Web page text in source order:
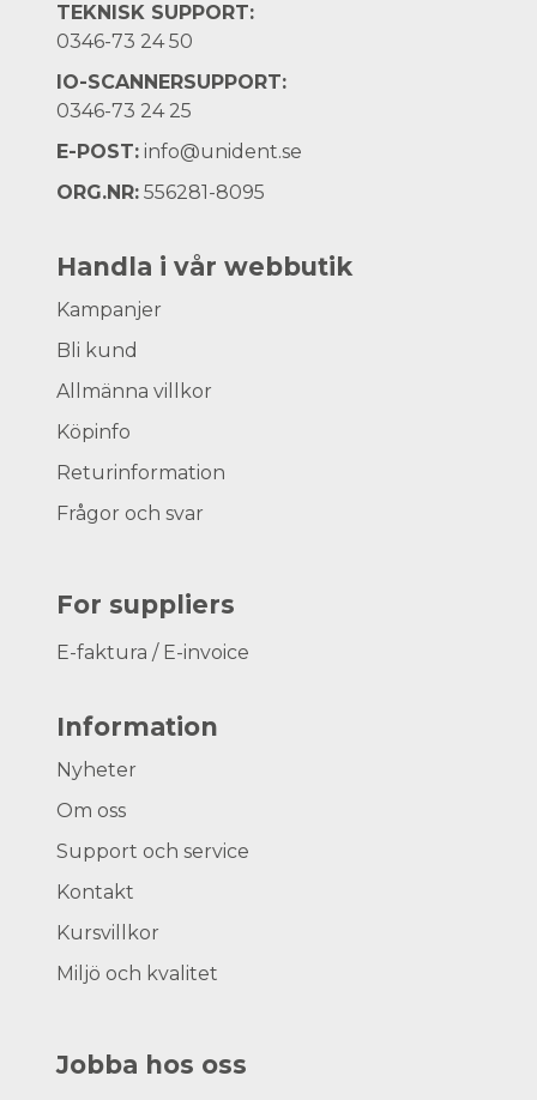
TEKNISK SUPPORT:
0346-73 24 50
IO-SCANNERSUPPORT:
0346-73 24 25
E-POST: info@unident.se
ORG.NR: 556281-8095
Handla i vår webbutik
Kampanjer
Bli kund
Allmänna villkor
Köpinfo
Returinformation
Frågor och svar
For suppliers
E-faktura / E-invoice
Information
Nyheter
Om oss
Support och service
Kontakt
Kursvillkor
Miljö och kvalitet
Jobba hos oss